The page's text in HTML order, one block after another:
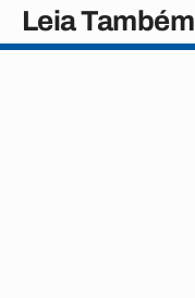
Leia Também